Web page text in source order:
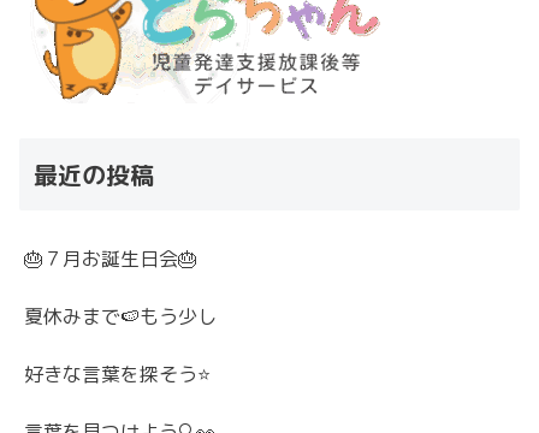
最近の投稿
🎂７月お誕生日会🎂
夏休みまで🍉もう少し
好きな言葉を探そう⭐